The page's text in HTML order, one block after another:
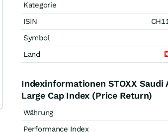
Kategorie
ISIN
Symbol
Land
Indexinformationen STOXX Saudi
Large Cap Index (Price Return)
Währung
Performance Index